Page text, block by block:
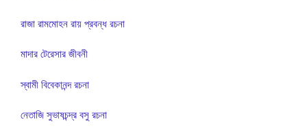
রাজা রামমোহন রায় প্রবন্ধ রচনা
মাদার টেরেসার জীবনী
স্বামী বিবেকানন্দ রচনা
নেতাজি সুভাষচন্দ্র বসু রচনা